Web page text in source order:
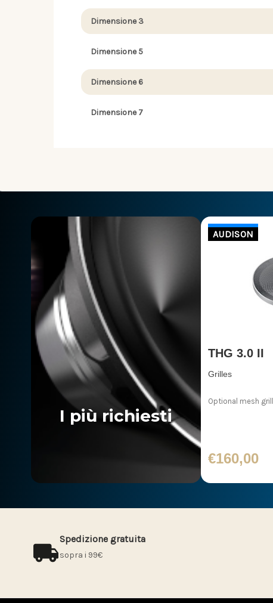
Dimensione 3
Dimensione 5
Dimensione 6
Dimensione 7
I più richiesti
AUDISON
THG 3.0 II
Grilles
Optional mesh
€160,00
Spedizione gratuita
sopra i 99€